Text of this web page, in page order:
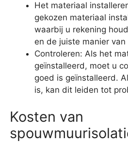
Het materiaal
gekozen materiaal
waarbij u rekening
en de juiste manier van
Controleren: Als het
geïnstalleerd, moet u
goed is geïnstalleerd.
is, kan dit leiden tot
Kosten van